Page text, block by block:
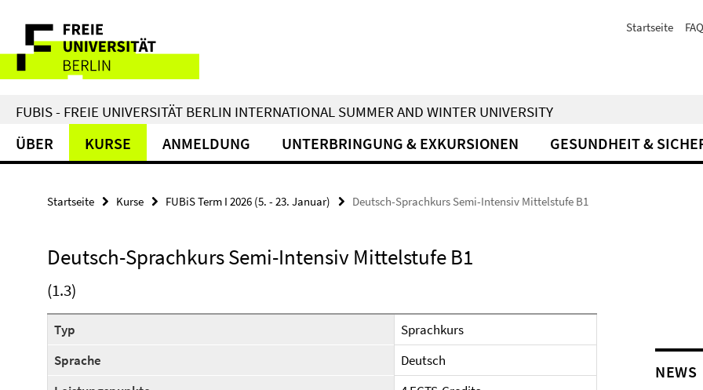
direkt
Inhalt
Service-
Navigation
Startseite FAQ
FUBIS - FREIE UNIVERSITÄT BERLIN INTERNATIONAL SUMMER AND WINTER UNIVERSITY
ÜBER KURSE ANMELDUNG UNTERBRINGUNG & EXKURSIONEN GESUNDHEIT &
Startseite Kurse FUBiS Term I 2026 (5. - 23. Januar) Deutsch-Sprachkurs Semi-Intensiv Mittelstufe B1
Deutsch-Sprachkurs Semi-Intensiv Mittelstufe B1
(1.3)
Typ
Sprachkurs
Sprache
Deutsch
NEWS